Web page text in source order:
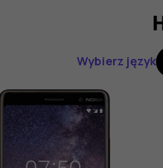
Wybierz język